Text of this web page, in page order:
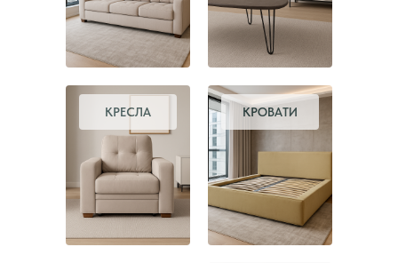
КРОВАТИ
КРЕСЛА